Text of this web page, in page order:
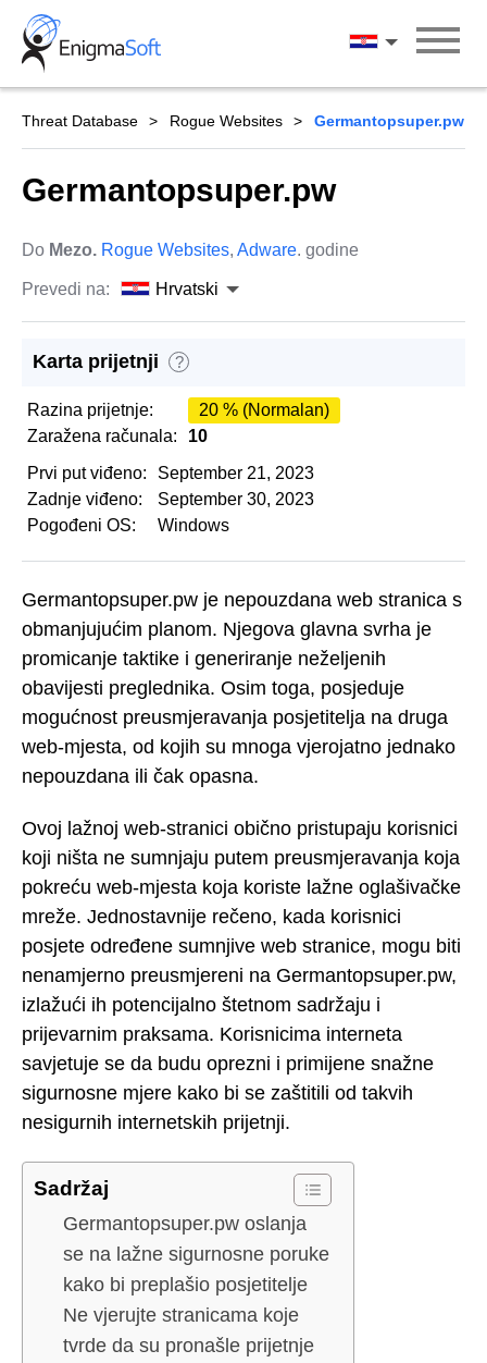
Skip
content
Hrvatski
Threat Database Rogue Websites Germantopsuper.pw
Germantopsuper.pw
Do Mezo. Rogue Websites, Adware. godine
Prevedi na: Hrvatski
Karta prijetnji ?
Razina prijetnje:
20 % (Normalan)
Zaražena računala:
10
Prvi put viđeno:
September 21, 2023
Zadnje viđeno:
September 30, 2023
Pogođeni OS:
Windows
Germantopsuper.pw je nepouzdana web stranica s
obmanjujućim planom. Njegova glavna svrha je
promicanje taktike i generiranje neželjenih
obavijesti preglednika. Osim toga, posjeduje
mogućnost preusmjeravanja posjetitelja na druga
web-mjesta, od kojih su mnoga vjerojatno jednako
nepouzdana ili čak opasna.
Ovoj lažnoj web-stranici obično pristupaju korisnici
koji ništa ne sumnjaju putem preusmjeravanja koja
pokreću web-mjesta koja koriste lažne oglašivačke
mreže. Jednostavnije rečeno, kada korisnici
posjete određene sumnjive web stranice, mogu biti
nenamjerno preusmjereni na Germantopsuper.pw,
izlažući ih potencijalno štetnom sadržaju i
prijevarnim praksama. Korisnicima interneta
savjetuje se da budu oprezni i primijene snažne
sigurnosne mjere kako bi se zaštitili od takvih
nesigurnih internetskih prijetnji.
Sadržaj
Germantopsuper.pw oslanja
se na lažne sigurnosne poruke
kako bi preplašio posjetitelje
Ne vjerujte stranicama koje
tvrde da su pronašle prijetnje